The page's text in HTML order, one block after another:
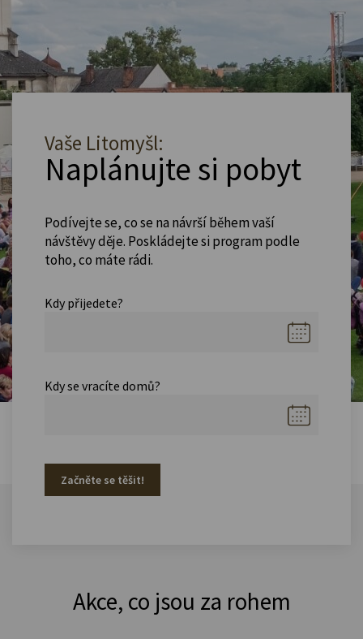
Vaše Litomyšl:
Naplánujte si pobyt
Podívejte se, co se na návrší během vaší
návštěvy děje. Poskládejte si program podle
toho, co máte rádi.
Kdy přijedete?
Kdy se vracíte domů?
Začněte se těšit!
Akce, co jsou za rohem